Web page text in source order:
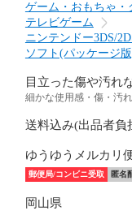
ゲーム・おもちゃ・
テレビゲーム
ニンテンドー3DS/
ソフト(パッケージ
目立った傷や汚れ
細かな使用感・傷・汚
送料込み(出品者負
ゆうゆうメルカリ
郵便局/コンビニ受取 匿名
岡山県